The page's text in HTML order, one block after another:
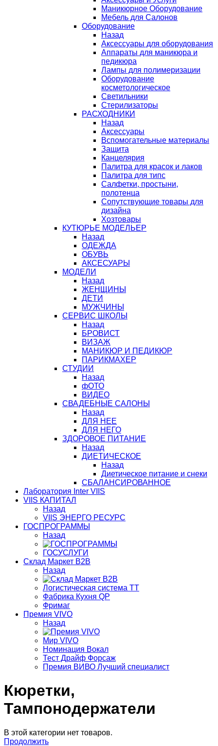
Маникюрное Оборудование
Мебель для Салонов
Оборудование
Назад
Аксессуары для оборудования
Аппараты для маникюра и
педикюра
Лампы для полимеризации
Оборудование
косметологическое
Светильники
Стерилизаторы
РАСХОДНИКИ
Назад
Аксессуары
Вспомогательные материалы
Защита
Канцелярия
Палитра для красок и лаков
Палитра для типс
Салфетки, простыни,
полотенца
Сопутствующие товары для
дизайна
Хозтовары
КУТЮРЬЕ МОДЕЛЬЕР
Назад
ОДЕЖДА
ОБУВЬ
АКСЕСУАРЫ
МОДЕЛИ
Назад
ЖЕНЩИНЫ
ДЕТИ
МУЖЧИНЫ
СЕРВИС ШКОЛЫ
Назад
БРОВИСТ
ВИЗАЖ
МАНИКЮР И ПЕДИКЮР
ПАРИКМАХЕР
СТУДИИ
Назад
фОТО
ВИДЕО
СВАДЕБНЫЕ САЛОНЫ
Назад
ДЛЯ НЕЕ
ДЛЯ НЕГО
ЗДОРОВОЕ ПИТАНИЕ
Назад
ДИЕТИЧЕСКОЕ
Назад
Диетическое питание и снеки
СБАЛАНСИРОВАННОЕ
Лаборатория Inter VIIS
VIIS КАПИТАЛ
Назад
VIIS ЭНЕРГО РЕСУРС
ГОСПРОГРАММЫ
Назад
ГОСУСЛУГИ
Склад Маркет В2В
Назад
Логистическая система ТТ
Фабрика Кухня QP
Фримаг
Премия VIVO
Назад
Мир VIVO
Номинация Вокал
Тест Драйф Форсаж
Премия ВИВО Лучший специалист
Кюретки,
Тампонодержатели
В этой категории нет товаров.
Продолжить